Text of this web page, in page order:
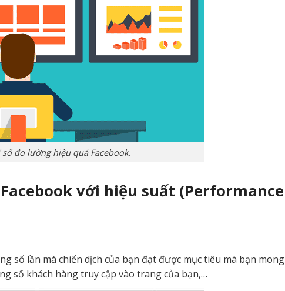
số đo lường hiệu quả Facebook.
với hiệu suất (Performance
lần mà chiến dịch của bạn đạt được mục tiêu mà bạn mong
số khách hàng truy cập vào trang của bạn,…